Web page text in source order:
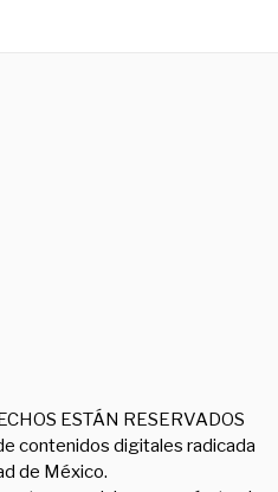
ESTÁN RESERVADOS
contenidos digitales radicada
de México.